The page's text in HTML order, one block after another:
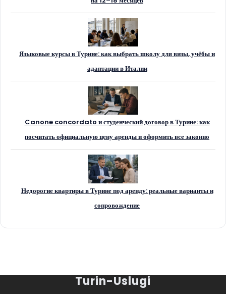
Языковые курсы в Турине: как выбрать школу для визы, учёбы и
адаптации в Италии
Canone concordato и студенческий договор в Турине: как
посчитать официальную цену аренды и оформить все законно
Недорогие квартиры в Турине под аренду: реальные варианты и
сопровождение
Turin-Uslugi